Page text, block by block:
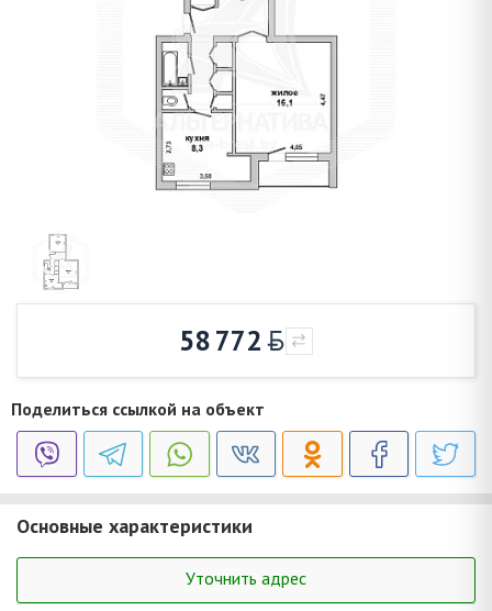
58 772
Поделиться ссылкой на объект
Основные характеристики
Уточнить адрес